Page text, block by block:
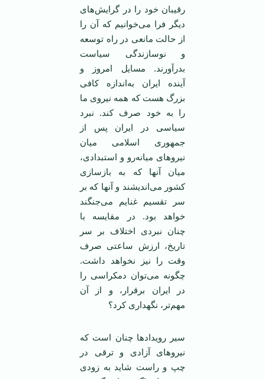
رقيبان خود ‏را در گرايش‌های
ديگر فرا می‌خوانيم که آن ‏را
از حالت مانعی در راه توسعه
و ‏نوسازندگی سياست
بدرآورند. مسايل امروز ‏و
آينده ايران به‌اندازه کافی
بزرگ هست که ‏همه نيروی ما
را به خود صرف کند. نبرد
‏سياسی در ايران پس از
جمهوری اسلامی ‌‏ميان
نيروهای ميانه‌رو و استبدادی،
ميان ‏آنها که به بازسازی
کشور می‌انديشند و آنها ‏که بر
سر تقسيم غنايم می‌جنگند
خواهد بود. در مقايسه با
چنان نبردی اختلاف بر سر
‏تاريخ، ارزش ساعتی صرف
وقت را نيز ‏نخواهد داشت.
چگونه می‌توان دمکراسی ‏را
در ايران برقرار، و از آن
مهم‌تر، ‏نگهداری کرد؟
‏سير رويدادها چنان است که
نيروهای ‏آزادی و ترقی در
چپ و راست شايد به ‏زودی